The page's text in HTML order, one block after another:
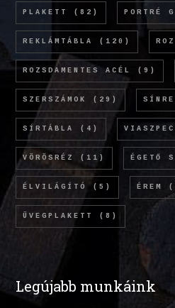
PLAKETT (82) PORTRÉ
REKLÁMTÁBLA (120)
ROZSDAMENTES ACÉL (9)
SZERSZÁMOK (29)
SÍRTÁBLA (4)
VÖRÖSRÉZ (11) ÉGETŐ
ÉLVILÁGÍTÓ (5) ÉREM
ÜVEGPLAKETT (8)
Legújabb munkáink